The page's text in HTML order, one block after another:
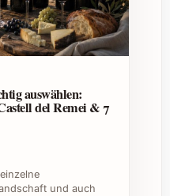
Öffnen haltbar?
sich etwa 3 bis
dabei seine
auch online
auswählen:
del Remei & 7
und auch